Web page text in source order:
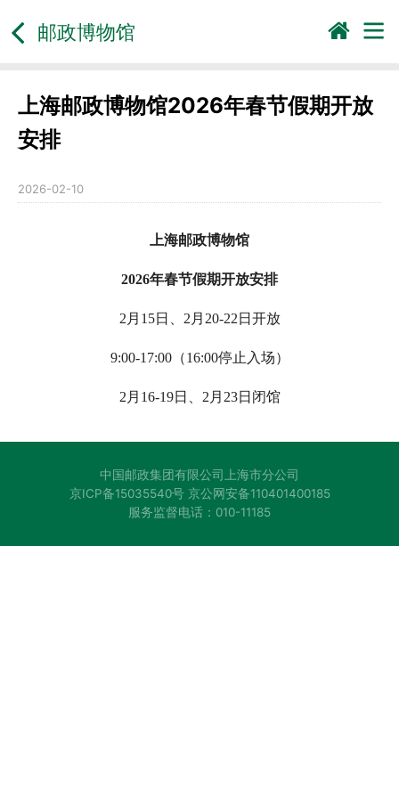
邮政博物馆
上海邮政博物馆2026年春节假期开放
安排
2026-02-10
上海邮政博物馆
2026年春节假期开放安排
2月15日、2月20-22 日 开放
9:00-17:00（16:00停止入场）
2月16-19日、2月23日闭馆
中国邮政集团有限公司上海市分公司
京ICP备15035540号 京公网安备110401400185
服务监督电话：010-11185